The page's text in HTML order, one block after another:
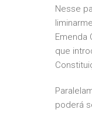
Nesse
Emenda
que
poderá